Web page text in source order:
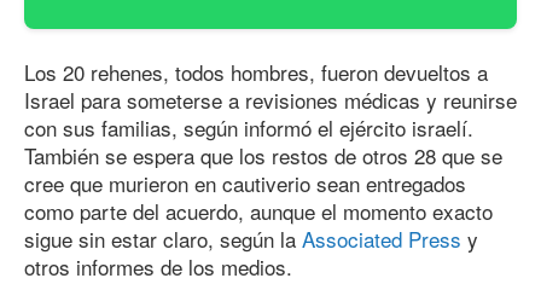
Los 20 rehenes, todos hombres, fueron devueltos a
Israel para someterse a revisiones médicas y reunirse
con sus familias, según informó el ejército israelí.
También se espera que los restos de otros 28 que se
cree que murieron en cautiverio sean entregados
como parte del acuerdo, aunque el momento exacto
sigue sin estar claro, según la Associated Press y
otros informes de los medios.